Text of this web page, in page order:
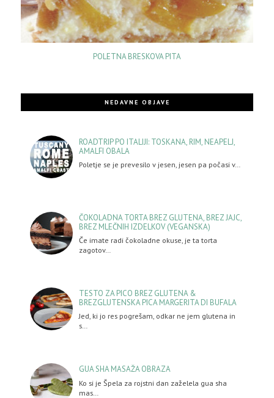
POLETNA BRESKOVA PITA
NEDAVNE OBJAVE
ROADTRIP PO ITALIJI: TOSKANA, RIM, NEAPELJ,
AMALFI OBALA
Poletje se je prevesilo v jesen, jesen pa počasi v…
ČOKOLADNA TORTA BREZ GLUTENA, BREZ JAJC,
BREZ MLEČNIH IZDELKOV (VEGANSKA)
Če imate radi čokoladne okuse, je ta torta
zagotov…
TESTO ZA PICO BREZ GLUTENA &
BREZGLUTENSKA PICA MARGERITA DI BUFALA
Jed, ki jo res pogrešam, odkar ne jem glutena in
s…
GUA SHA MASAŽA OBRAZA
Ko si je Špela za rojstni dan zaželela gua sha
mas…